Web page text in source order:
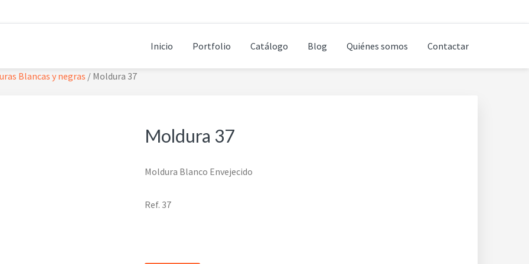
Inicio Portfolio Catálogo Blog Quiénes somos Contactar
Blancas y negras / Moldura 37
Moldura 37
Moldura Blanco Envejecido
Ref. 37